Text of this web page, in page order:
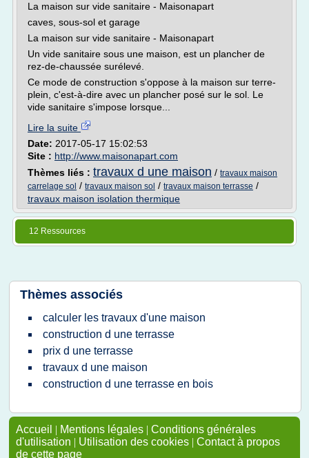
La maison sur vide sanitaire - Maisonapart
caves, sous-sol et garage
La maison sur vide sanitaire - Maisonapart
Un vide sanitaire sous une maison, est un plancher de
rez-de-chaussée surélevé.
Ce mode de construction s'oppose à la maison sur terre-
plein, c'est-à-dire avec un plancher posé sur le sol. Le
vide sanitaire s'impose lorsque...
Lire la suite
Date: 2017-05-17 15:02:53
Site : http://www.maisonapart.com
Thèmes liés : travaux d une maison / travaux maison
carrelage sol / travaux maison sol / travaux maison terrasse /
travaux maison isolation thermique
12 Ressources
Thèmes associés
calculer les travaux d'une maison
construction d une terrasse
prix d une terrasse
travaux d une maison
construction d une terrasse en bois
Accueil | Mentions légales | Conditions générales
d'utilisation | Utilisation des cookies | Contact à propos
de cette page